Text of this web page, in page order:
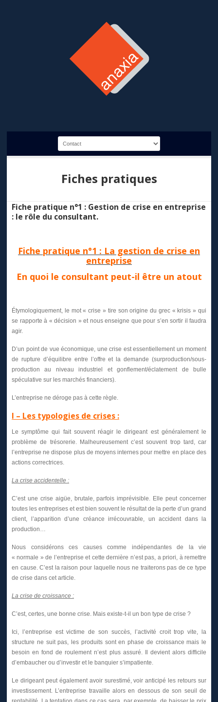
Fiches pratiques
Fiche pratique n°1 : Gestion de crise en entreprise
: le rôle du consultant.
Fiche pratique n°1 : La gestion de crise en
entreprise
En quoi le consultant peut-il être un atout
Étymologiquement, le mot « crise » tire son origine du grec « krisis » qui
se rapporte à « décision » et nous enseigne que pour s’en sortir il faudra
agir.
D’un point de vue économique, une crise est essentiellement un moment
de rupture d’équilibre entre l’offre et la demande (surproduction/sous-
production au niveau industriel et gonflement/éclatement de bulle
spéculative sur les marchés financiers).
L’entreprise ne déroge pas à cette règle.
I – Les typologies de crises :
Le symptôme qui fait souvent réagir le dirigeant est généralement le
problème de trésorerie. Malheureusement c’est souvent trop tard, car
l’entreprise ne dispose plus de moyens internes pour mettre en place des
actions correctrices.
La crise accidentelle :
C’est une crise aigüe, brutale, parfois imprévisible. Elle peut concerner
toutes les entreprises et est bien souvent le résultat de la perte d’un grand
client, l’apparition d’une créance irrécouvrable, un accident dans la
production…
Nous considérons ces causes comme indépendantes de la vie
« normale » de l’entreprise et cette dernière n’est pas, a priori, à remettre
en cause. C’est la raison pour laquelle nous ne traiterons pas de ce type
de crise dans cet article.
La crise de croissance :
C’est, certes, une bonne crise. Mais existe-t-il un bon type de crise ?
Ici, l’entreprise est victime de son succès, l’activité croit trop vite, la
structure ne suit pas, les produits sont en phase de croissance mais le
besoin en fond de roulement n’est plus assuré. Il devient alors difficile
d’embaucher ou d’investir et le banquier s’impatiente.
Le dirigeant peut également avoir surestimé, voir anticipé les retours sur
investissement. L’entreprise travaille alors en dessous de son seuil de